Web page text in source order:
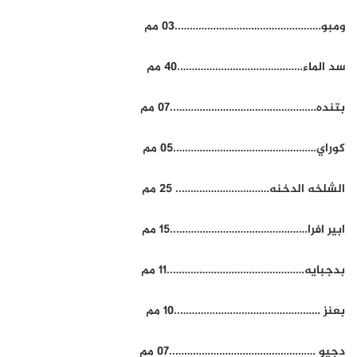
ومبو…………………………………………..03 مم
سد الماء…………………………………….40 مم
بتنده…………………………………………..07 مم
كوراي………………………………………….05 مم
الشلخه الدخنه………………………….. 25 مم
ابير افرا………………………………………..15 مم
بدجبايه………………………………………..11 مم
بعنز …………………………………………..10 مم
دجيو …………………………………………..07 مم